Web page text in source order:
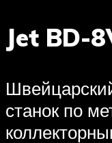
Jet BD-
станок по